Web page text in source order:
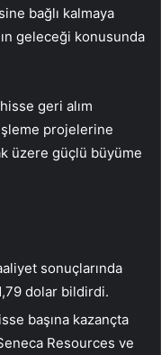
bağlı kalmaya
geleceği konusunda
geri alım
projelerine
üzere güçlü büyüme
sonuçlarında
dolar bildirdi.
başına kazançta
Resources ve